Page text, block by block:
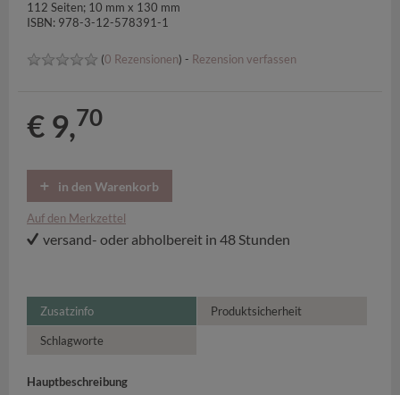
112 Seiten; 10 mm x 130 mm
ISBN: 978-3-12-578391-1
(0 Rezensionen) - Rezension verfassen
€ 9,70
in den Warenkorb
Auf den Merkzettel
versand- oder abholbereit in 48 Stunden
Zusatzinfo Produktsicherheit
Schlagworte
Hauptbeschreibung